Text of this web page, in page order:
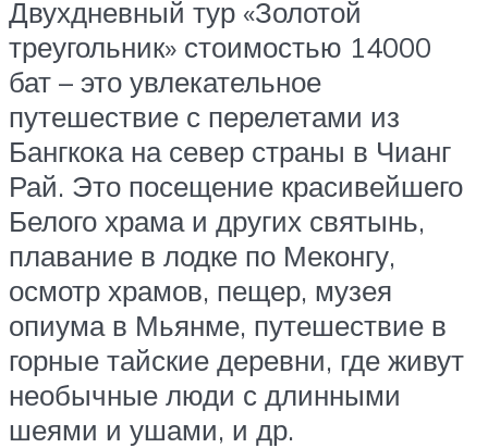
Двухдневный тур «Золотой
треугольник» стоимостью 14000
бат – это увлекательное
путешествие с перелетами из
Бангкока на север страны в Чианг
Рай. Это посещение красивейшего
Белого храма и других святынь,
плавание в лодке по Меконгу,
осмотр храмов, пещер, музея
опиума в Мьянме, путешествие в
горные тайские деревни, где живут
необычные люди с длинными
шеями и ушами, и др.